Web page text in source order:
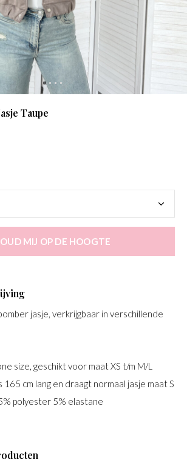
Taupe
MIJ OP DE HOOGTE
jasje, verkrijgbaar in verschillende
size, geschikt voor maat XS t/m M/L
165 cm lang en draagt normaal jasje maat S
polyester 5% elastane